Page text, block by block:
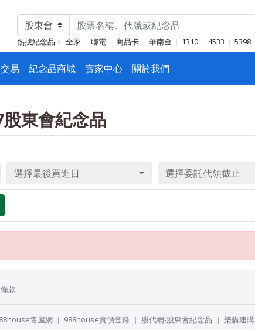
熱搜紀念品： 全家 聯電 商品卡 華南金 1310 4533 5398
易 紀念品商城 賣家中心 關於我們
東會紀念品
選擇最後買進日 選擇委託代領截止
款
售屋網 988house實價登錄 股代網-股東會紀念品
樂購速購